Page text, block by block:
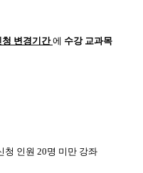
청 변경기간에 수강 교과목
청 인원 20명 미만 강좌